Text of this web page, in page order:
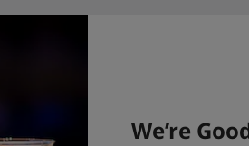
We’re